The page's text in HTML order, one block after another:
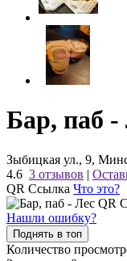
Бар, паб -
Зыбицкая ул., 9,
4.6 3 отзывов |
QR Ссылка Что это?
Нашли ошибку?
Поднять в топ
Количество